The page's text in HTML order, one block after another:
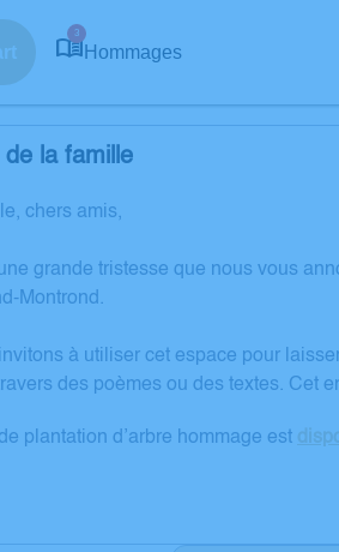
3
Hommages
la famille
chers amis,
grande tristesse que nous vous
Montrond.
à utiliser cet espace pour
des poèmes ou des textes. Cet
plantation d’arbre hommage est